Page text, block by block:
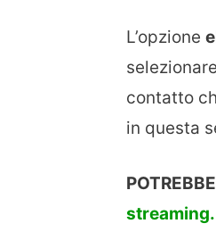
L’opzione
contatto
in questa